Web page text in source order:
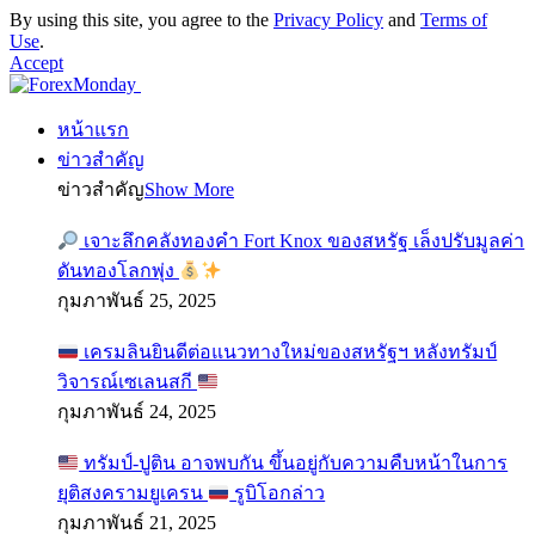
By using this site, you agree to the Privacy Policy and Terms of
Use.
Accept
หน้าแรก
ข่าวสำคัญ
ข่าวสำคัญShow More
เจาะลึกคลังทองคำ Fort Knox ของสหรัฐ เล็งปรับมูลค่า
ดันทองโลกพุ่ง
กุมภาพันธ์ 25, 2025
เครมลินยินดีต่อแนวทางใหม่ของสหรัฐฯ หลังทรัมป์
วิจารณ์เซเลนสกี
กุมภาพันธ์ 24, 2025
ทรัมป์-ปูติน อาจพบกัน ขึ้นอยู่กับความคืบหน้าในการ
ยุติสงครามยูเครน
รูบิโอกล่าว
กุมภาพันธ์ 21, 2025